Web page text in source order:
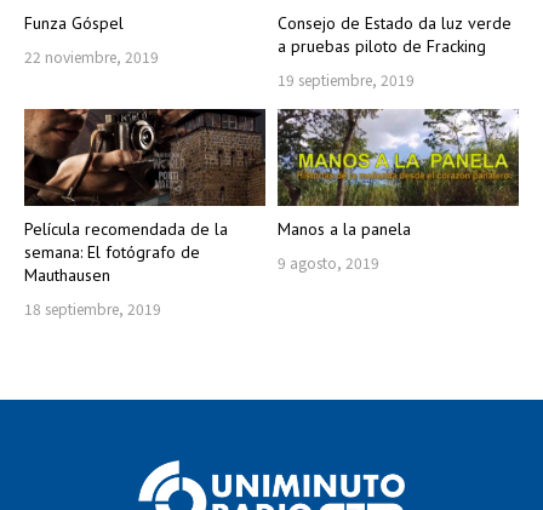
Funza Góspel
22 noviembre, 2019
Consejo de Estado da luz verde
a pruebas piloto de Fracking
19 septiembre, 2019
Película recomendada de la
semana: El fotógrafo de
Mauthausen
18 septiembre, 2019
Manos a la panela
9 agosto, 2019